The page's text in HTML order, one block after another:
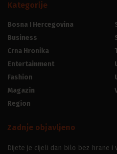
Kategorije
Bosna I Hercegovina
Business
Crna Hronika
Entertainment
Fashion
Magazin
Region
Zadnje objavljeno
Dijete je cijeli dan bilo bez hrane i